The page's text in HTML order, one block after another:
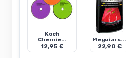
Koch
Chemie...
12,95 €
Meguiars...
22,90 €